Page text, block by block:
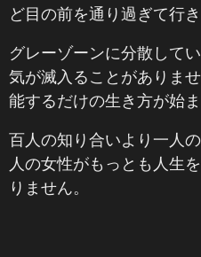
ど目の前を通り過ぎて行き
グレーゾーンに分散して
気が滅入ることがありま
能するだけの生き方が始ま
百人の知り合いより一人
人の女性がもっとも人生
りません。